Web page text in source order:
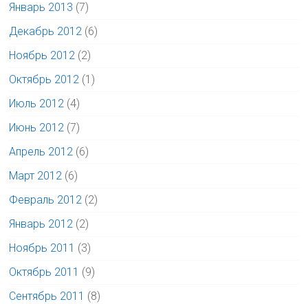
Январь 2013 (7)
Декабрь 2012 (6)
Ноябрь 2012 (2)
Октябрь 2012 (1)
Июль 2012 (4)
Июнь 2012 (7)
Апрель 2012 (6)
Март 2012 (6)
Февраль 2012 (2)
Январь 2012 (2)
Ноябрь 2011 (3)
Октябрь 2011 (9)
Сентябрь 2011 (8)